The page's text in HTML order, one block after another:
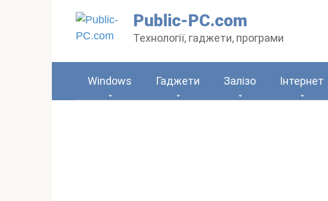
Public-PC.com
Технології, гаджети, програми
Windows Гаджети Залізо Інтернет